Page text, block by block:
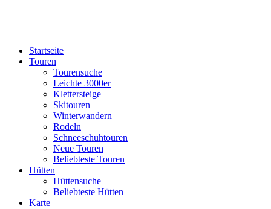
Startseite
Touren
Tourensuche
Leichte 3000er
Klettersteige
Skitouren
Winterwandern
Rodeln
Schneeschuhtouren
Neue Touren
Beliebteste Touren
Hütten
Hüttensuche
Beliebteste Hütten
Karte